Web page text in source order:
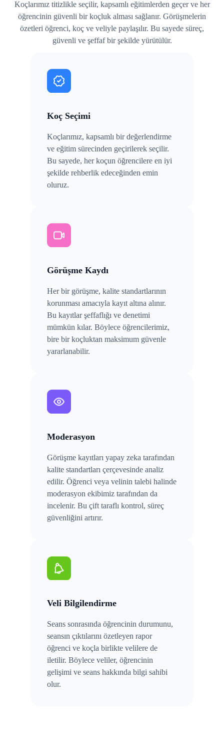
Koçlarımız titizlikle seçilir, kapsamlı eğitimlerden geçer ve her
öğrencinin güvenli bir koçluk alması sağlanır. Görüşmelerin
özetleri öğrenci, koç ve veliyle paylaşılır. Bu sayede süreç,
güvenli ve şeffaf bir şekilde yürütülür.
Koç Seçimi
Koçlarımız, kapsamlı bir değerlendirme
ve eğitim sürecinden geçirilerek seçilir.
Bu sayede, her koçun öğrencilere en iyi
şekilde rehberlik edeceğinden emin
oluruz.
Görüşme Kaydı
Her bir görüşme, kalite standartlarının
korunması amacıyla kayıt altına alınır.
Bu kayıtlar şeffaflığı ve denetimi
mümkün kılar. Böylece öğrencilerimiz,
bire bir koçluktan maksimum güvenle
yararlanabilir.
Moderasyon
Görüşme kayıtları yapay zeka tarafından
kalite standartları çerçevesinde analiz
edilir. Öğrenci veya velinin talebi halinde
moderasyon ekibimiz tarafından da
incelenir. Bu çift taraflı kontrol, süreç
güvenliğini artırır.
Veli Bilgilendirme
Seans sonrasında öğrencinin durumunu,
seansın çıktılarını özetleyen rapor
öğrenci ve koçla birlikte velilere de
iletilir. Böylece veliler, öğrencinin
gelişimi ve seans hakkında bilgi sahibi
olur.